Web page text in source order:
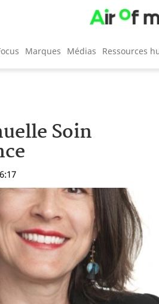
Marques Médias Ressources
Soin